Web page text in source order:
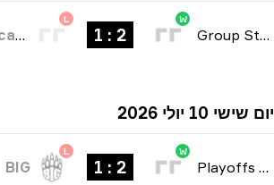
Group
10 יולי 2026
Playoffs
BIG